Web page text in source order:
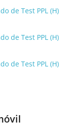
de Test PPL (H)
de Test PPL (H)
de Test PPL (H)